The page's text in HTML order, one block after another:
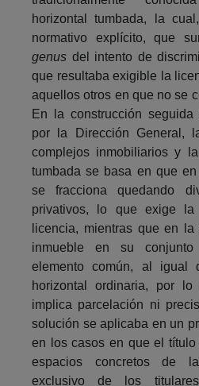
horizontal tumbada, la
normativo explícito, que
genus del intento de
que resultaba exigible la
aquellos otros en que no se
En la construcción
por la Dirección General,
complejos inmobiliarios y
tumbada se basa en que
se fracciona quedando
privativos, lo que exige la
licencia, mientras que en
inmueble en su
elemento común, al igual
horizontal ordinaria, por
implica parcelación ni
solución se aplicaba en un
en los casos en que el título
espacios concretos de
exclusivo de los